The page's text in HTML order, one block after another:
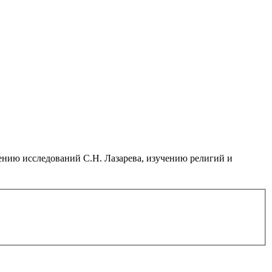
исследований С.Н. Лазарева, изучению религий и